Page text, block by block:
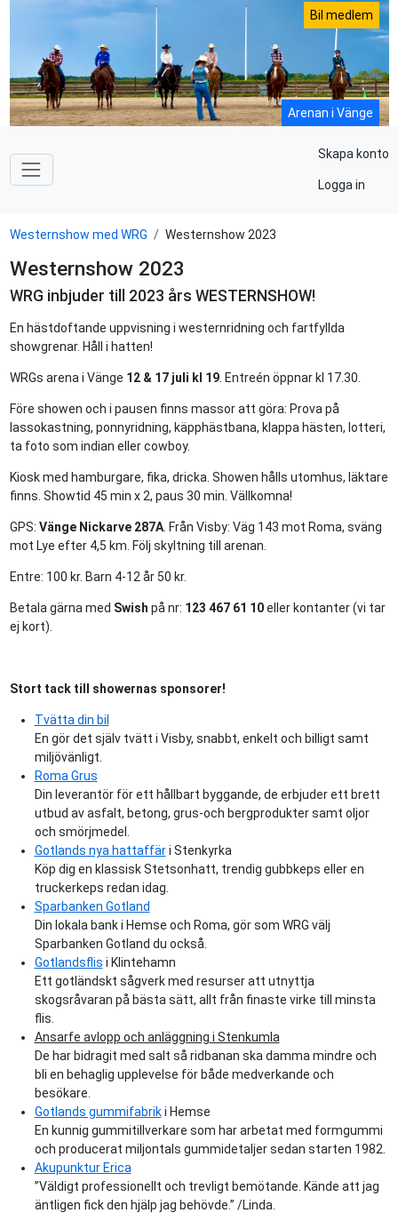
Bil medlem
Arenan i Vänge
Skapa konto
Logga in
Westernshow med WRG Westernshow 2023
Westernshow 2023
WRG inbjuder till 2023 års WESTERNSHOW!
En hästdoftande uppvisning i westernridning och fartfyllda
showgrenar. Håll i hatten!
WRGs arena i Vänge 12 & 17 juli kl 19. Entreén öppnar kl 17.30.
Före showen och i pausen finns massor att göra: Prova på
lassokastning, ponnyridning, käpphästbana, klappa hästen, lotteri,
ta foto som indian eller cowboy.
Kiosk med hamburgare, fika, dricka. Showen hålls utomhus, läktare
finns. Showtid 45 min x 2, paus 30 min. Vällkomna!
GPS: Vänge Nickarve 287A. Från Visby: Väg 143 mot Roma, sväng
mot Lye efter 4,5 km. Följ skyltning till arenan.
Entre: 100 kr. Barn 4-12 år 50 kr.
Betala gärna med Swish på nr: 123 467 61 10eller kontanter (vi tar
ej kort).
Stort tack till showernas sponsorer!
Tvätta din bil
En gör det själv tvätt i Visby, snabbt, enkelt och billigt samt
miljövänligt.
Roma Grus
Din leverantör för ett hållbart byggande, de erbjuder ett brett
utbud av asfalt, betong, grus-och bergprodukter samt oljor
och smörjmedel.
Gotlands nya hattaffäri Stenkyrka
Köp dig en klassisk Stetsonhatt, trendig gubbkeps eller en
truckerkeps redan idag.
Sparbanken Gotland
Din lokala bank i Hemse och Roma, gör som WRG välj
Sparbanken Gotland du också.
Gotlandsflis i Klintehamn
Ett gotländskt sågverk med resurser att utnyttja
skogsråvaran på bästa sätt, allt från finaste virke till minsta
flis.
Ansarfe avlopp och anläggning i Stenkumla
De har bidragit med salt så ridbanan ska damma mindre och
bli en behaglig upplevelse för både medverkande och
besökare.
Gotlands gummifabriki Hemse
En kunnig gummitillverkare som har arbetat med formgummi
och producerat miljontals gummidetaljer sedan starten 1982.
Akupunktur Erica
”Väldigt professionellt och trevligt bemötande. Kände att jag
äntligen fick den hjälp jag behövde.” /Linda.